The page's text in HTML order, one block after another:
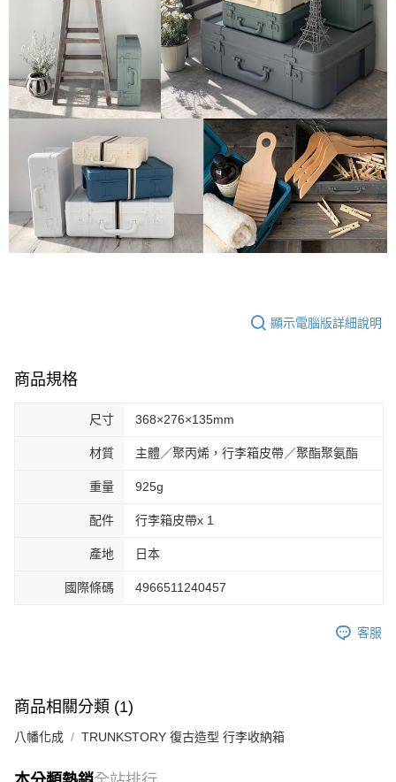
顯示電腦版詳細說明
商品規格
尺寸 368×276×135mm
材質 主體／聚丙烯，行李箱皮帶／聚酯聚氨酯
重量 925g
配件 行李箱皮帶x 1
產地 日本
國際條碼 4966511240457
客服
商品相關分類 (1)
八幡化成 TRUNKSTORY 復古造型 行李收納箱